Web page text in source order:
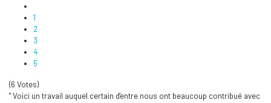
1
2
3
4
5
(6 Votes)
" Voici un travail auquel certain d'entre nous ont beaucoup contribué avec